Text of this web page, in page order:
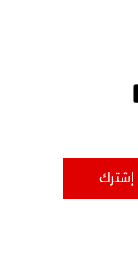
إشترك